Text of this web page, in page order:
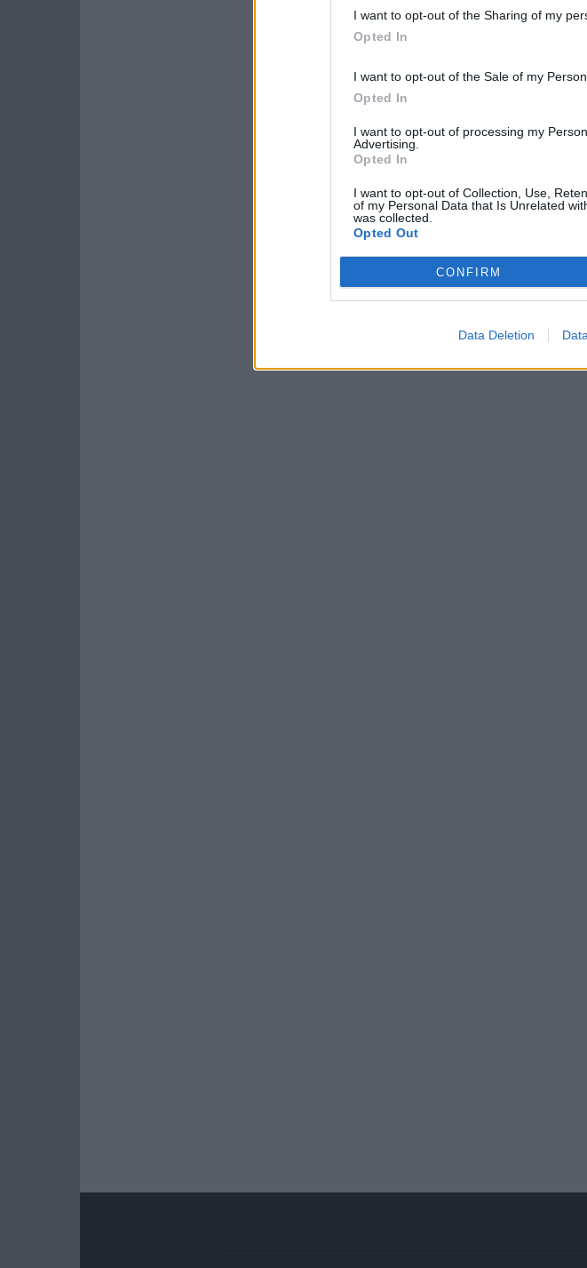
I want to opt-out of the Sharing of my
Opted In
I want to opt-out of the Sale of my
Opted In
I want to opt-out of processing my
Advertising.
Opted In
I want to opt-out of Collection, Use,
of my Personal Data that Is Unrelated
was collected.
Opted Out
CONFIRM
Data Deletion